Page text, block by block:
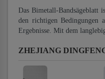
Das Bimetall-Bandsägeblatt
den richtigen Bedingungen
Ergebnisse. Mit dem
ZHEJIANG